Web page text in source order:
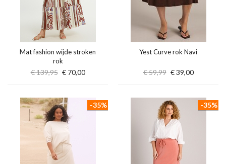
Mat fashion wijde stroken
rok
€ 139,95 € 70,00
Yest Curve rok Navi
€ 59,99 € 39,00
-35% -35%